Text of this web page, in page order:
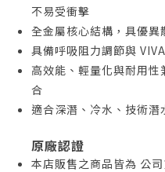
不易受衝擊
全金屬核心結構，具優
具備呼吸阻力調節與
高效能、輕量化與耐用
合
適合深潛、冷水、技術潛
原廠認證
本店販售之商品皆為 公